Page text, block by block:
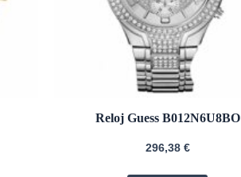
Reloj Guess B012N6U8BO
296,38 €